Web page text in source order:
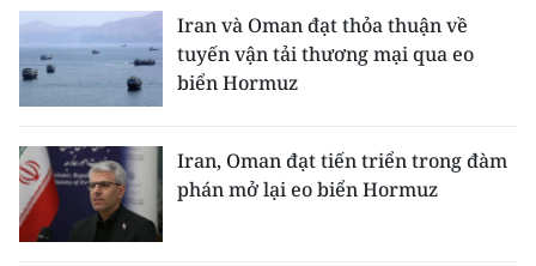
Iran và Oman đạt thỏa thuận về
tuyến vận tải thương mại qua eo
biển Hormuz
Iran, Oman đạt tiến triển trong đàm
phán mở lại eo biển Hormuz